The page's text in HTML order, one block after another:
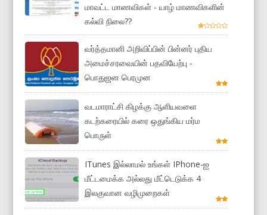
மாவட்ட மாணவிகள் - யாழ் மாணவிகளின்
கல்வி நிலை??
வர்த்தமானி அறிவிப்பின் பின்னர் புதிய
அமைச்சரவையின் பதவியேற்பு -
பொதுஜன பெரமுன
வடமாராட்சி கிழக்கு ஆளியவளை
கடற்கரையில் கரை ஒதுங்கிய மர்ம
பொருள்
ITunes இல்லாமல் உங்கள் IPhone-ஐ
மீட்டமைக்க அல்லது மீட்டெடுக்க 4
இலகுவான வழிமுறைகள்